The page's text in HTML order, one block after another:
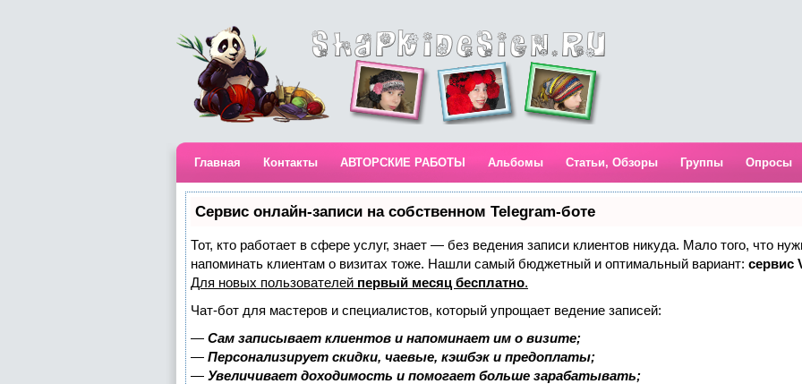
Главная Контакты АВТОРСКИЕ РАБОТЫ Альбомы Статьи, Обзоры Группы Опросы
Сервис онлайн-записи на собственном Telegram-боте
Тот, кто работает в сфере услуг, знает — без ведения записи клиентов никуда. Мало того, что
напоминать клиентам о визитах тоже. Нашли самый бюджетный и оптимальный вариант: сервис
Для новых пользователей первый месяц бесплатно.
Чат-бот для мастеров и специалистов, который упрощает ведение записей:
— Сам записывает клиентов и напоминает им о визите;
— Персонализирует скидки, чаевые, кэшбэк и предоплаты;
— Увеличивает доходимость и помогает больше зарабатывать;